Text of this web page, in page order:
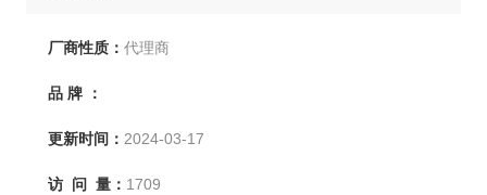
夹钳式传感器
厂商性质： 代理商
品 牌 ：
更新时间： 2024-03-17
访 问 量： 1709